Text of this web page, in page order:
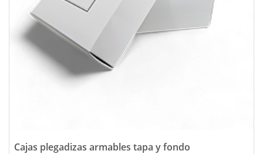
Cajas plegadizas armables tapa y fondo